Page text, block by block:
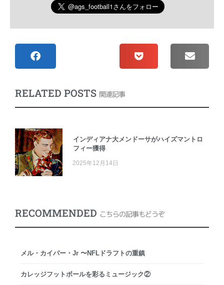
RELATED POSTS 関連記事
インディアナ大メンドーサがハイズマントロ
フィー獲得
2025年12月14日
RECOMMENDED こちらの記事もどうぞ
メル・カイパー・Jr 〜NFLドラフトの重鎮
カレッジフットボールを彩るミュージック②